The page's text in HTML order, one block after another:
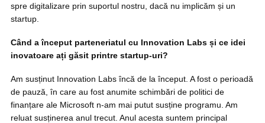
spre digitalizare prin suportul nostru, dacă nu implicăm și un
startup.
Când a început parteneriatul cu Innovation Labs și ce idei
inovatoare ați găsit printre startup-uri?
Am susținut Innovation Labs încă de la început. A fost o perioadă
de pauză, în care au fost anumite schimbări de politici de
finanțare ale Microsoft n-am mai putut susține programu. Am
reluat susținerea anul trecut. Anul acesta suntem principal